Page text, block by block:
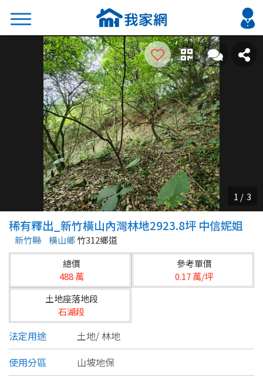
搜尋
熱門關鍵字
2026 台北降價好屋限量釋出
2026 新北降價好屋限量釋出
2026 台中降價好屋限量釋出
2026 台南降價好屋限量釋出
2026 高雄降價好屋限量釋出
縣市
不限
台北市
基隆市
新北市
宜蘭縣
桃園市
區域
類型(可複選)
稀有釋出_新竹橫山內灣林地2923.8坪 中信妮姐
新竹縣 橫山鄉竹312鄉道
總價
488 萬
參考單價
0.17 萬/坪
土地座落地段
石湖段
法定用途 土地/林地
使用分區
山坡地保